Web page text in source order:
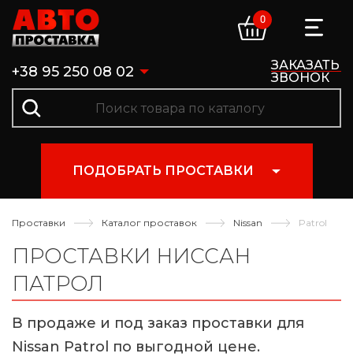
+38 95 250 08 02
ЗАКАЗАТЬ
ЗВОНОК
0
ПОДОБРАТЬ ПРОСТАВКИ
Проставки Каталог проставок Nissan Patrol
ПРОСТАВКИ НИССАН
ПАТРОЛ
В продаже и под заказ проставки для
Nissan Patrol по выгодной цене.